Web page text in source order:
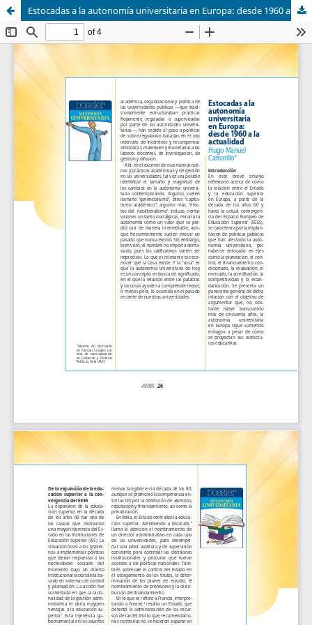
Estocadas a la autonomía universitaria en Europa: desde 1960 a la actualidad